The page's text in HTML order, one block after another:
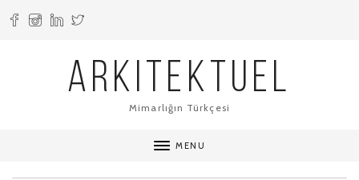
ARKITEKTUEL
Mimarlığın Türkçesi
MENU